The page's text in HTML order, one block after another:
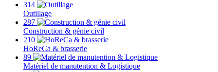
314
Outillage
287
Construction & génie civil
210
HoReCa & brasserie
89
Matériel de manutention & Logistique